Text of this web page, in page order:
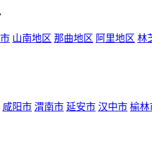
山南地区 那曲地区 阿里地区 林
咸阳市 渭南市 延安市 汉中市 榆林